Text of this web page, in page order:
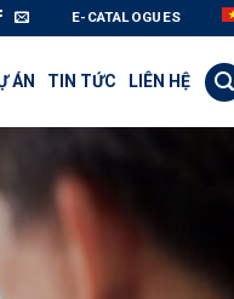
E-CATALOGUES
ÁN TIN TỨC LIÊN HỆ